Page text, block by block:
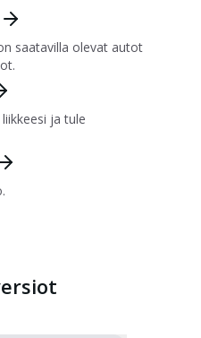
saatavilla olevat autot
ja tule